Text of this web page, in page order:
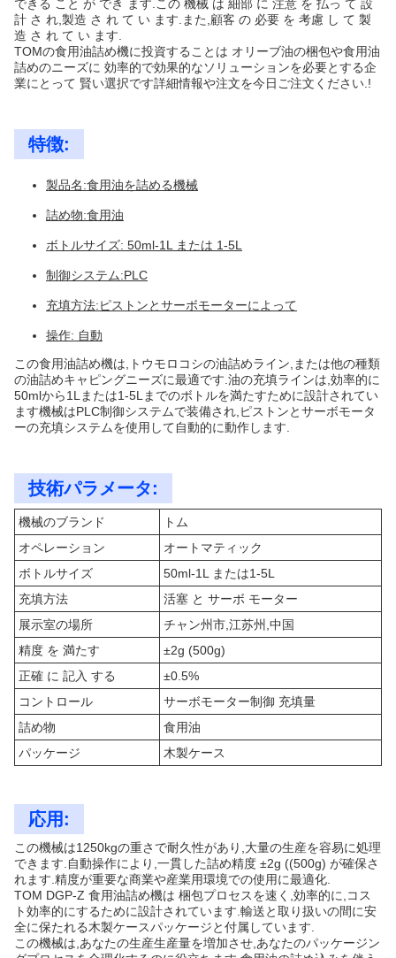
できる こと が でき ます.この 機械 は 細部 に 注意 を 払っ て 設
計 さ れ,製造 さ れ て い ます.また,顧客 の 必要 を 考慮 し て 製
造 さ れ て い ます.
TOMの食用油詰め機に投資することは オリーブ油の梱包や食用油
詰めのニーズに 効率的で効果的なソリューションを必要とする企
業にとって 賢い選択です詳細情報や注文を今日ご注文ください.!
特徴:
製品名:食用油を詰める機械
詰め物:食用油
ボトルサイズ: 50ml-1L または 1-5L
制御システム:PLC
充填方法:ピストンとサーボモーターによって
操作: 自動
この食用油詰め機は,トウモロコシの油詰めライン,または他の種類
の油詰めキャピングニーズに最適です.油の充填ラインは,効率的に
50mlから1Lまたは1-5Lまでのボトルを満たすために設計されてい
ます機械はPLC制御システムで装備され,ピストンとサーボモータ
ーの充填システムを使用して自動的に動作します.
技術パラメータ:
機械のブランド
トム
オペレーション
オートマティック
ボトルサイズ
50ml-1L または1-5L
充填方法
活塞 と サーボ モーター
展示室の場所
チャン州市,江苏州,中国
精度 を 満たす
±2g (500g)
正確 に 記入 する
±0.5%
コントロール
サーボモーター制御 充填量
詰め物
食用油
パッケージ
木製ケース
応用:
この機械は1250kgの重さで耐久性があり,大量の生産を容易に処理
できます.自動操作により,一貫した詰め精度 ±2g ((500g) が確保さ
れます.精度が重要な商業や産業用環境での使用に最適化.
TOM DGP-Z 食用油詰め機は 梱包プロセスを速く,効率的に,コス
ト効率的にするために設計されています.輸送と取り扱いの間に安
全に保たれる木製ケースパッケージと付属しています.
この機械は,あなたの生産生産量を増加させ,あなたのパッケージン